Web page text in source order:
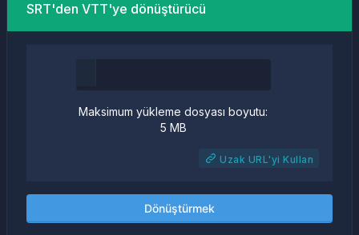
SRT'den VTT'ye dönüştürücü
Maksimum yükleme dosyası boyutu:
5 MB
Uzak URL'yi Kullan
Dönüştürmek